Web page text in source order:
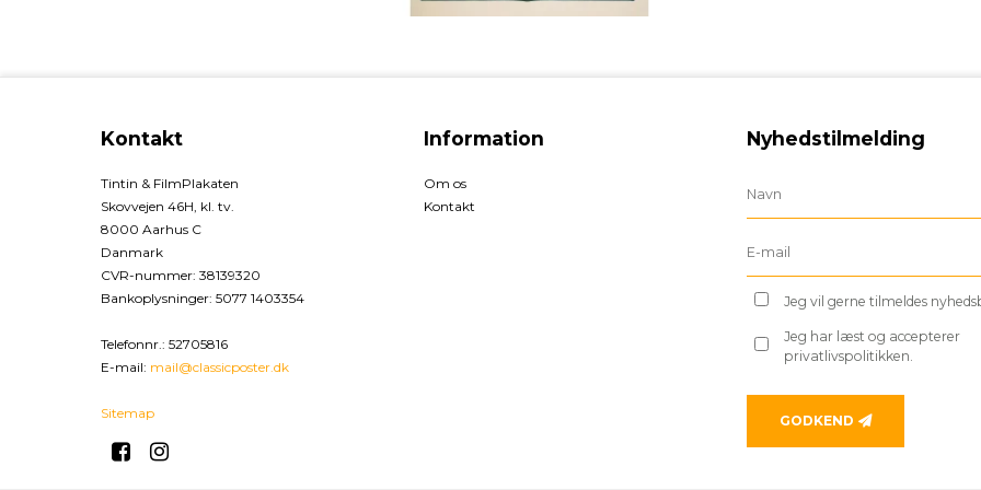
Kontakt
Tintin & FilmPlakaten
Skovvejen 46H, kl. tv.
8000 Aarhus C
Danmark
CVR-nummer: 38139320
Bankoplysninger: 5077 1403354
Telefonnr. : 52705816
E-mail: mail@classicposter.dk
Sitemap
Information
Om os
Kontakt
Nyhedstilmelding
Jeg vil gerne tilmeldes
Jeg har læst og accepterer
privatlivspolitikken.
GODKEND